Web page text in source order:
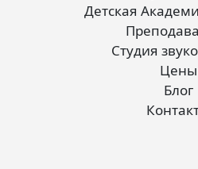
Детская
Студия
Цены
Блог